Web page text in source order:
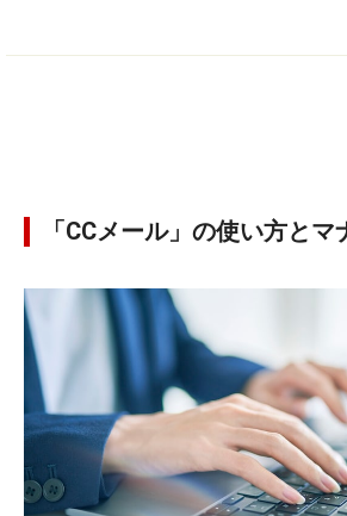
「CCメール」の使い方とマ